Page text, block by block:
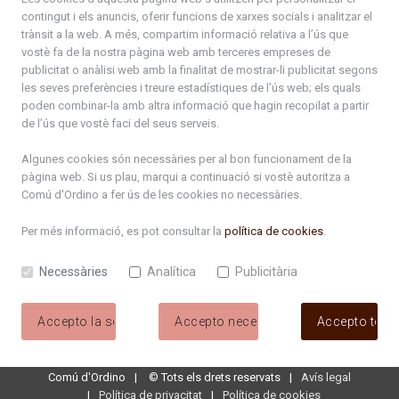
+376 878 100
De Dl. a Dv. : de 8 a 16h (els divendres a partir de l'1 de juny
fins al divendres de la setmana de Meritxell : de 8 a 14h)
Rep tota l'actualitat del Comú d'Ordino en el teu correu
Subscriu-te
contingut i els anuncis, oferir funcions de xarxes socials i analitzar el
trànsit a la web. A més, compartim informació relativa a l’ús que
vostè fa de la nostra pàgina web amb terceres empreses de
publicitat o anàlisi web amb la finalitat de mostrar-li publicitat segons
les seves preferències i treure estadístiques de l’ús web; els quals
poden combinar-la amb altra informació que hagin recopilat a partir
de l’ús que vostè faci del seus serveis.
Algunes cookies són necessàries per al bon funcionament de la
pàgina web. Si us plau, marqui a continuació si vostè autoritza a
Comú d'Ordino a fer ús de les cookies no necessàries.
Per més informació, es pot consultar la política de cookies.
Necessàries Analítica Publicitària
Accepto la selecció Accepto necessàries Accepto
Comú d'Ordino ©Tots els drets reservats
Avís legal
Política de privacitat
Política de cookies